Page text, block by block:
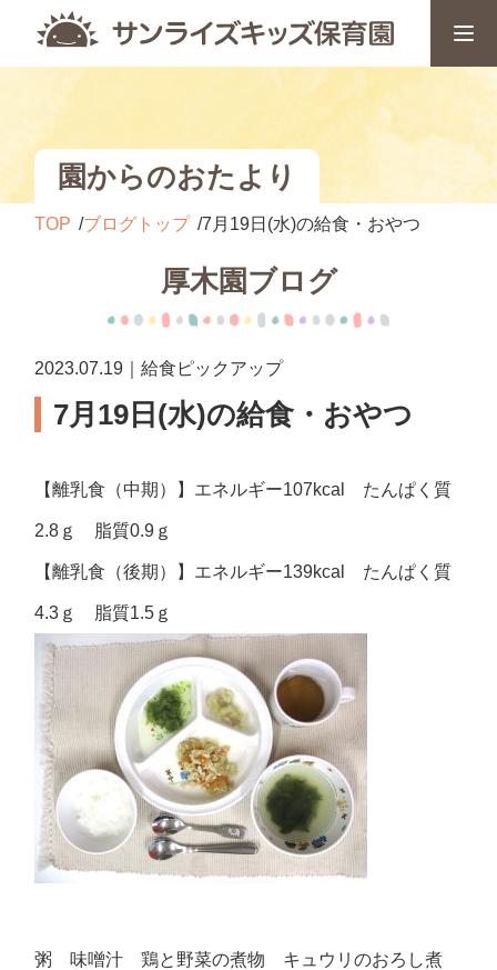
園からのおたより
TOP ブログトップ 7月19日(水)の給食・おやつ
厚木園ブログ
2023.07.19｜給食ピックアップ
7月19日(水)の給食・おやつ
【離乳食（中期）】エネルギー107kcal たんぱく質
2.8ｇ 脂質0.9ｇ
【離乳食（後期）】エネルギー139kcal たんぱく質
4.3ｇ 脂質1.5ｇ
粥 味噌汁 鶏と野菜の煮物 キュウリのおろし煮